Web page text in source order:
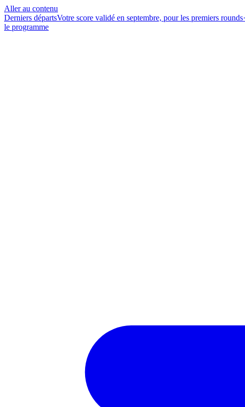
Aller au contenu
Derniers départsVotre score validé en septembre, pour les premiers rounds·
le programme